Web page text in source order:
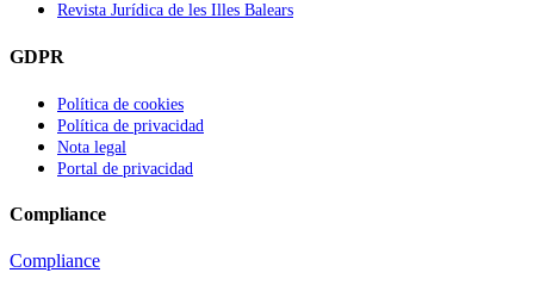
Revista Jurídica de les Illes Balears
GDPR
Política de cookies
Política de privacidad
Nota legal
Portal de privacidad
Compliance
Compliance